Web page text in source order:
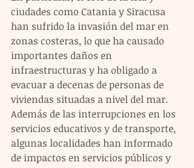
ciudades como Catania y Siracusa
han sufrido la invasión del mar en
zonas costeras, lo que ha causado
importantes daños en
infraestructuras y ha obligado a
evacuar a decenas de personas de
viviendas situadas a nivel del mar.
Además de las interrupciones en los
servicios educativos y de transporte,
algunas localidades han informado
de impactos en servicios públicos y